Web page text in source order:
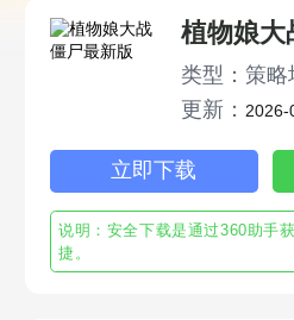
植物娘大
类型：策略
更新：2026-
立即下载
说明：安全下载是通过360助手
捷。